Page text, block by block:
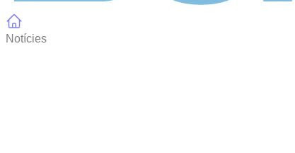
Notícies